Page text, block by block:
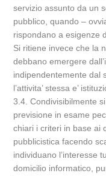
servizio assunto da un
pubblico, quando –
rispondano a esigenze
Si ritiene invece che la
debbano emergere
indipendentemente dal
l’attivita’ stessa e’
3.4. Condivisibilmente
previsione in esame
chiari i criteri in base ai
pubblicistica facendo
individuano l’interesse
domicilio informatico,